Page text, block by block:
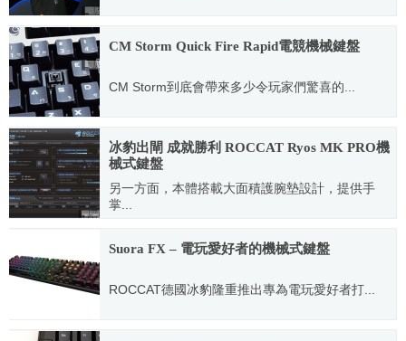
2012.01.03
CM Storm Quick Fire Rapid電競機械鍵盤
CM Storm到底會帶來多少令玩家們驚喜的...
2011.12.04
冰豹出閘 成就勝利 ROCCAT Ryos MK PRO機
械式鍵盤
另一方面，本體搭載大面積護腕墊設計，提供手
掌...
Suora FX – 電玩愛好者的機械式鍵盤
ROCCAT德國冰豹隆重推出專為電玩愛好者打...
2016.11.11